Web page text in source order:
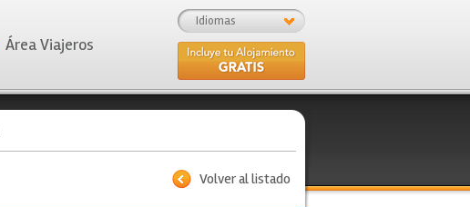
Idiomas
Área Viajeros
Volver al listado